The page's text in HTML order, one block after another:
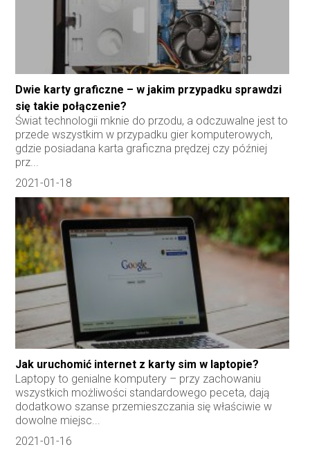
Dwie karty graficzne – w jakim przypadku sprawdzi
się takie połączenie?
Świat technologii mknie do przodu, a odczuwalne jest to
przede wszystkim w przypadku gier komputerowych,
gdzie posiadana karta graficzna prędzej czy później
prz...
2021-01-18
Jak uruchomić internet z karty sim w laptopie?
Laptopy to genialne komputery – przy zachowaniu
wszystkich możliwości standardowego peceta, dają
dodatkowo szanse przemieszczania się właściwie w
dowolne miejsc...
2021-01-16